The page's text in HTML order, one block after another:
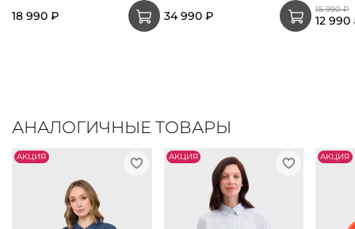
18 990 ₽
34 990 ₽ 15 990 ₽
12 990
АНАЛОГИЧНЫЕ ТОВАРЫ
АKЦИЯ АKЦИЯ АKЦИЯ